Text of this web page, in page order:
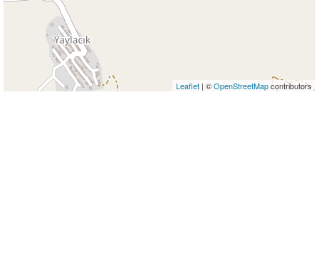
Leaflet | ©OpenStreetMapcontributors